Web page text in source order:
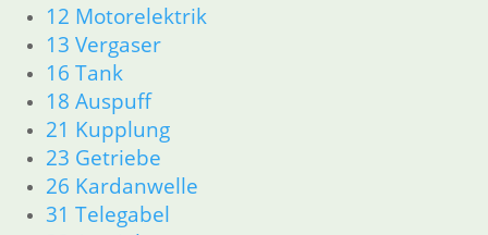
12 Motorelektrik
13 Vergaser
16 Tank
18 Auspuff
21 Kupplung
23 Getriebe
26 Kardanwelle
31 Telegabel